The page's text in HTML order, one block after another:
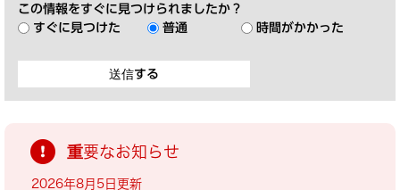
この情報をすぐに見つけられましたか？
すぐに見つけた
普通 時間がかかった
重要なお知らせ
2026年8月5日更新